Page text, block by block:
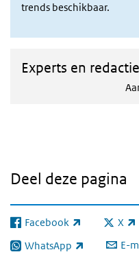
trends beschikbaar.
Experts en redactie
Deel deze pagina
Facebook
(externe link) X
WhatsApp
(externe link) E-